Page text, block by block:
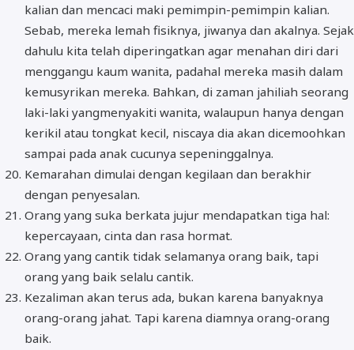
kalian dan mencaci maki pemimpin-pemimpin kalian.
Sebab, mereka lemah fisiknya, jiwanya dan akalnya. Sejak
dahulu kita telah diperingatkan agar menahan diri dari
menggangu kaum wanita, padahal mereka masih dalam
kemusyrikan mereka. Bahkan, di zaman jahiliah seorang
laki-laki yangmenyakiti wanita, walaupun hanya dengan
kerikil atau tongkat kecil, niscaya dia akan dicemoohkan
sampai pada anak cucunya sepeninggalnya.
Kemarahan dimulai dengan kegilaan dan berakhir
dengan penyesalan.
Orang yang suka berkata jujur mendapatkan tiga hal:
kepercayaan, cinta dan rasa hormat.
Orang yang cantik tidak selamanya orang baik, tapi
orang yang baik selalu cantik.
Kezaliman akan terus ada, bukan karena banyaknya
orang-orang jahat. Tapi karena diamnya orang-orang
baik.